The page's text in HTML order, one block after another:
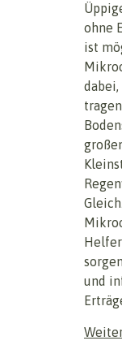
ohne
ist
dabei,
und